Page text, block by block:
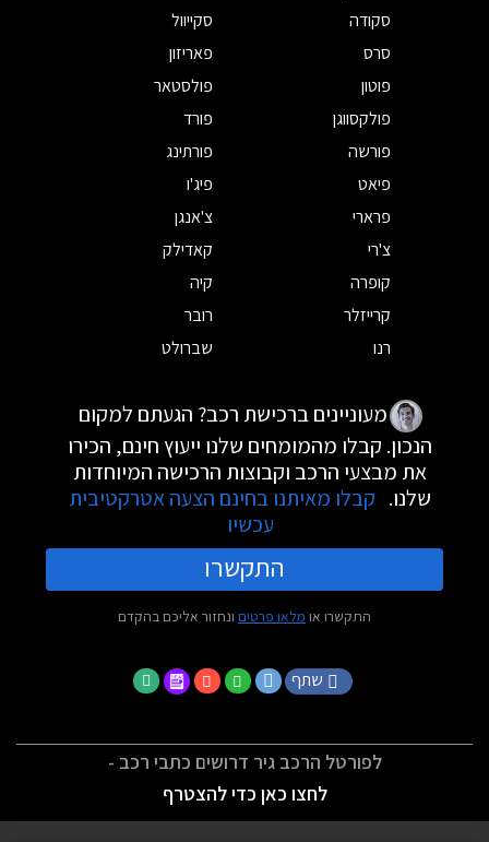
סקודה
סקייוול
סרס
פאריזון
פוטון
פולסטאר
פולקסווגן
פורד
פורשה
פורתינג
פיאט
פיג'ו
פרארי
צ'אנגן
צ'רי
קאדילק
קופרה
קיה
קרייזלר
רובר
רנו
שברולט
מעוניינים ברכישת רכב? הגעתם למקום
הנכון. קבלו מהמומחים שלנו ייעוץ חינם, הכירו
את מבצעי הרכב וקבוצות הרכישה המיוחדות
שלנו. קבלו מאיתנו בחינם הצעה אטרקטיבית
עכשיו
התקשרו
התקשרו או מלאו פרטים ונחזור אליכם בהקדם
שתף
לפורטל הרכב גיר דרושים כתבי רכב -
לחצו כאן כדי להצטרף